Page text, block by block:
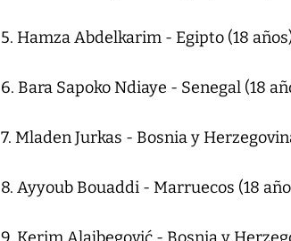
5. Hamza Abdelkarim - Egipto (18
6. Bara Sapoko Ndiaye - Senegal (18
7. Mladen Jurkas - Bosnia y
8. Ayyoub Bouaddi - Marruecos (18